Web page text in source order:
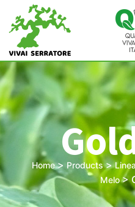
Home> Products>
Melo>